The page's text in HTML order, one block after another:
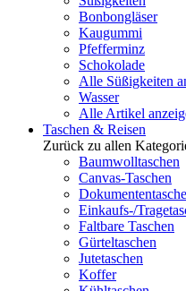
Bonbongläser
Kaugummi
Pfefferminz
Schokolade
Alle Süßigkeiten
Wasser
Alle Artikel
Taschen & Reisen
Zurück zu allen
Baumwolltaschen
Canvas-Taschen
Einkaufs-/
Faltbare Taschen
Gürteltaschen
Jutetaschen
Koffer